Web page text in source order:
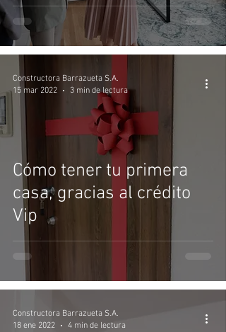
Cómo tener tu primera
casa, gracias al crédito
Vip
Constructora Barrazueta S.A.
15 mar 2022
3 min de lectura
Constructora Barrazueta S.A.
18 ene 2022
4 min de lectura